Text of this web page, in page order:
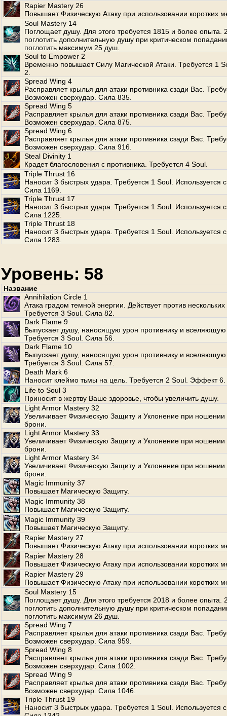
Rapier Mastery 26
Повышает Физическую Атаку при использовании коротких
Soul Mastery 14
Поглощает душу. Для этого требуется 1815 и более опыта.
поглотить дополнительную душу при критическом
поглотить максимум 25 душ.
Soul to Empower 2
Временно повышает Силу Магической Атаки. Требуется 1
2.
Spread Wing 4
Расправляет крылья для атаки противника сзади Вас.
Возможен сверхудар. Сила 835.
Spread Wing 5
Расправляет крылья для атаки противника сзади Вас.
Возможен сверхудар. Сила 875.
Spread Wing 6
Расправляет крылья для атаки противника сзади Вас.
Возможен сверхудар. Сила 916.
Steal Divinity 1
Крадет благословения с противника. Требуется 4 Soul.
Triple Thrust 16
Наносит 3 быстрых удара. Требуется 1 Soul. Используется
Сила 1169.
Triple Thrust 17
Наносит 3 быстрых удара. Требуется 1 Soul. Используется
Сила 1225.
Triple Thrust 18
Наносит 3 быстрых удара. Требуется 1 Soul. Используется
Сила 1283.
Уровень: 58
Название
Annihilation Circle 1
Атака градом темной энергии. Действует против
Требуется 3 Soul. Сила 82.
Dark Flame 9
Выпускает душу, наносящую урон противнику и вселяющую
Требуется 3 Soul. Сила 56.
Dark Flame 10
Выпускает душу, наносящую урон противнику и вселяющую
Требуется 3 Soul. Сила 57.
Death Mark 6
Наносит клеймо тьмы на цель. Требуется 2 Soul. Эффект 6.
Life to Soul 3
Приносит в жертву Ваше здоровье, чтобы увеличить душу.
Light Armor Mastery 32
Увеличивает Физическую Защиту и Уклонение при ношении
брони.
Light Armor Mastery 33
Увеличивает Физическую Защиту и Уклонение при ношении
брони.
Light Armor Mastery 34
Увеличивает Физическую Защиту и Уклонение при ношении
брони.
Magic Immunity 37
Повышает Магическую Защиту.
Magic Immunity 38
Повышает Магическую Защиту.
Magic Immunity 39
Повышает Магическую Защиту.
Rapier Mastery 27
Повышает Физическую Атаку при использовании коротких
Rapier Mastery 28
Повышает Физическую Атаку при использовании коротких
Rapier Mastery 29
Повышает Физическую Атаку при использовании коротких
Soul Mastery 15
Поглощает душу. Для этого требуется 2018 и более опыта.
поглотить дополнительную душу при критическом
поглотить максимум 26 душ.
Spread Wing 7
Расправляет крылья для атаки противника сзади Вас.
Возможен сверхудар. Сила 959.
Spread Wing 8
Расправляет крылья для атаки противника сзади Вас.
Возможен сверхудар. Сила 1002.
Spread Wing 9
Расправляет крылья для атаки противника сзади Вас.
Возможен сверхудар. Сила 1046.
Triple Thrust 19
Наносит 3 быстрых удара. Требуется 1 Soul. Используется